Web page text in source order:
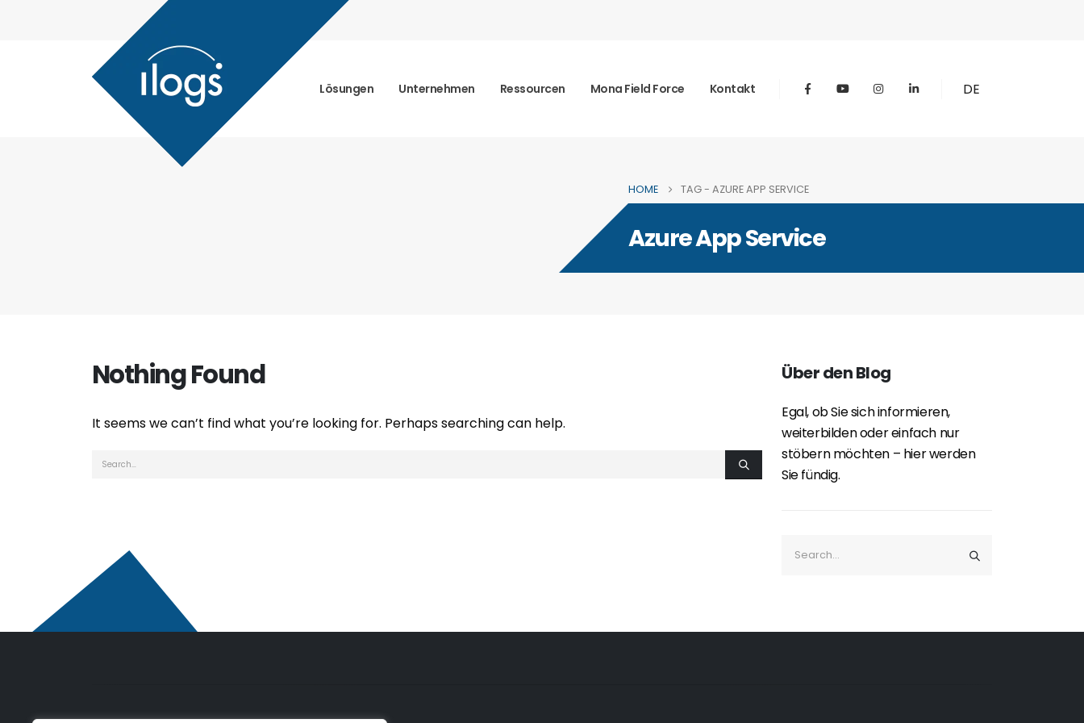
Lösungen Unternehmen Ressourcen Mona Field Force Kontakt DE
HOME TAG -AZURE APP SERVICE
Azure App Service
Nothing Found
It seems we can’t find what you’re looking for. Perhaps searching can help.
Über den Blog
Egal, ob Sie sich informieren,
weiterbilden oder einfach nur
stöbern möchten – hier werden
Sie fündig.